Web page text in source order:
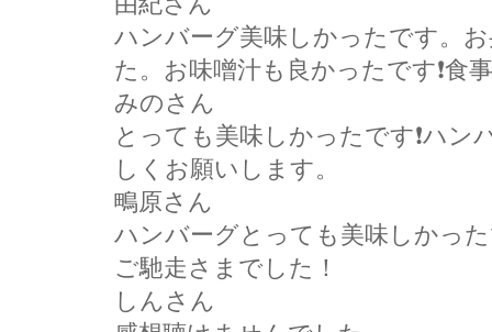
ハンバーグ美味しかったです。
た。お味噌汁も良かったです❗食
みのさん
とっても美味しかったです❗ハ
しくお願いします。
鴫原さん
ハンバーグとっても美味しかっ
ご馳走さまでした！
しんさん